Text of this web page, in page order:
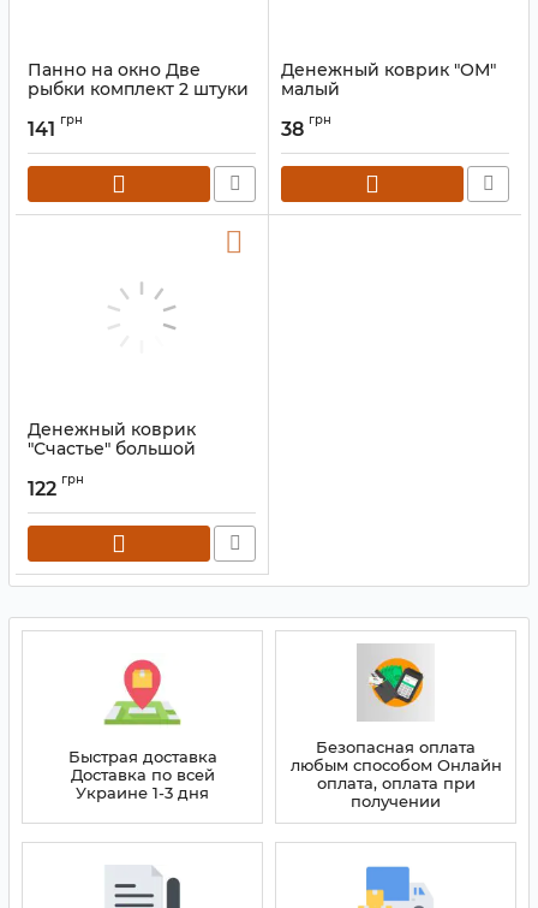
Панно на окно Две
рыбки комплект 2 штуки
141 грн
Денежный коврик "ОМ"
малый
38 грн
Денежный коврик
"Счастье" большой
Артикул:
122 грн
Быстрая доставка
Доставка по всей
Украине 1-3 дня
Безопасная оплата
любым способом Онлайн
оплата, оплата при
получении